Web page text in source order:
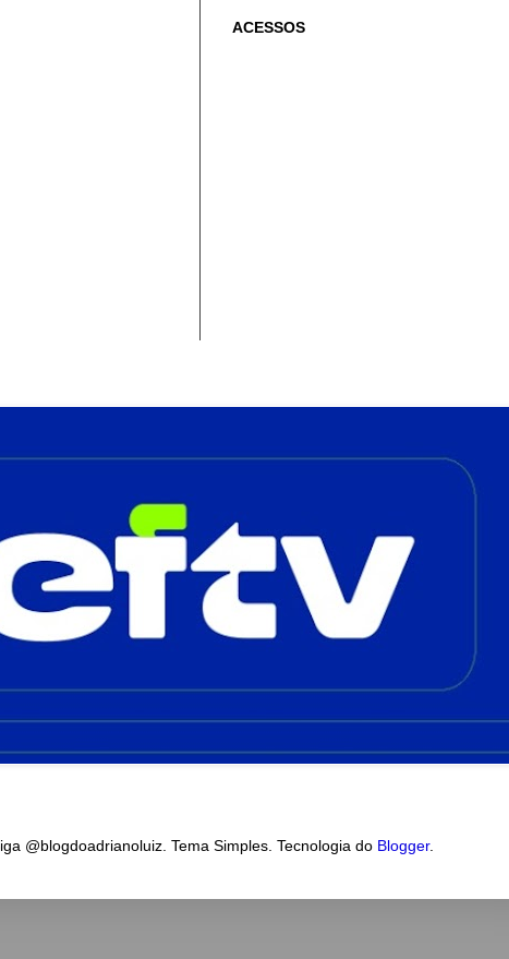
ACESSOS
@blogdoadrianoluiz. Tema Simples. Tecnologia do Blogger.